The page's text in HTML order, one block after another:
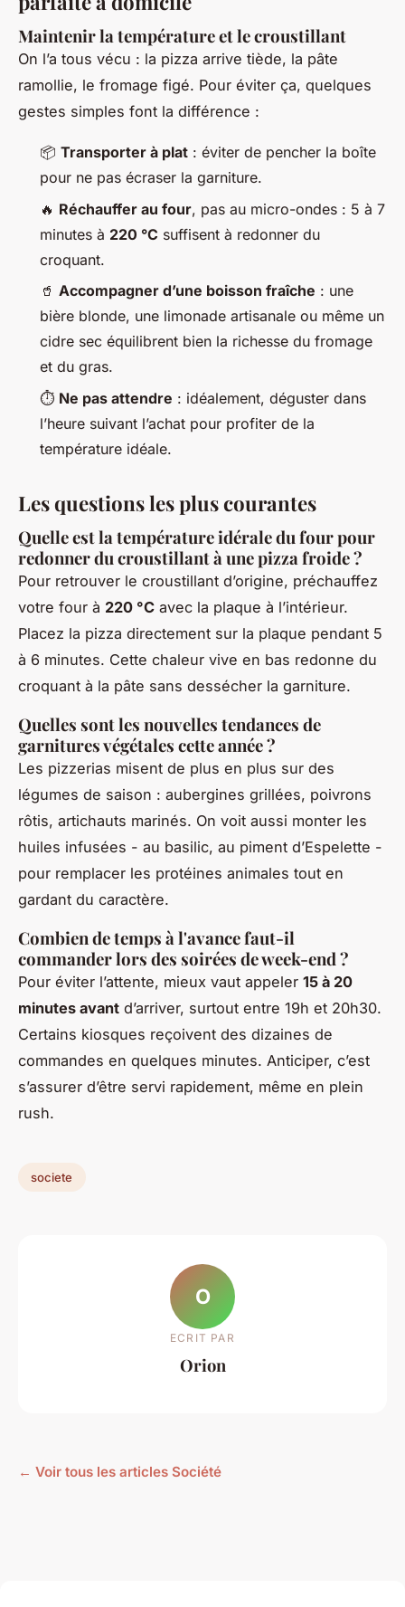
Maintenir la température et le croustillant
On l’a tous vécu : la pizza arrive tiède, la pâte
ramollie, le fromage figé. Pour éviter ça, quelques
gestes simples font la différence :
📦 Transporter à plat : éviter de pencher la boîte
pour ne pas écraser la garniture.
🔥 Réchauffer au four, pas au micro-ondes : 5 à 7
minutes à 220 °C suffisent à redonner du
croquant.
🥤 Accompagner d’une boisson fraîche : une
bière blonde, une limonade artisanale ou même un
cidre sec équilibrent bien la richesse du fromage
et du gras.
⏱ Ne pas attendre : idéalement, déguster dans
l’heure suivant l’achat pour profiter de la
température idéale.
Les questions les plus courantes
Quelle est la température idérale du four pour
redonner du croustillant à une pizza froide ?
Pour retrouver le croustillant d’origine, préchauffez
votre four à 220 °C avec la plaque à l’intérieur.
Placez la pizza directement sur la plaque pendant 5
à 6 minutes. Cette chaleur vive en bas redonne du
croquant à la pâte sans dessécher la garniture.
Quelles sont les nouvelles tendances de
garnitures végétales cette année ?
Les pizzerias misent de plus en plus sur des
légumes de saison : aubergines grillées, poivrons
rôtis, artichauts marinés. On voit aussi monter les
huiles infusées - au basilic, au piment d’Espelette -
pour remplacer les protéines animales tout en
gardant du caractère.
Combien de temps à l'avance faut-il
commander lors des soirées de week-end ?
Pour éviter l’attente, mieux vaut appeler 15 à 20
minutes avant d’arriver, surtout entre 19h et 20h30.
Certains kiosques reçoivent des dizaines de
commandes en quelques minutes. Anticiper, c’est
s’assurer d’être servi rapidement, même en plein
rush.
societe
O
ECRIT PAR
Orion
← Voir tous les articles Société